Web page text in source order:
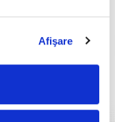
Afişare